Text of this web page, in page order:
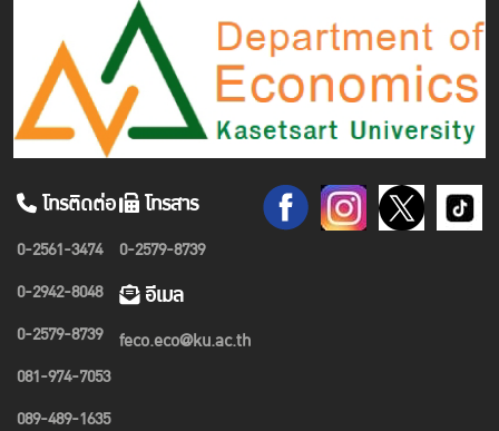
โทรติดต่อ
0-2561-3474
0-2942-8048
0-2579-8739
081-974-7053
089-489-1635
โทรสาร
0-2579-8739
อีเมล
feco.eco@ku.ac.th